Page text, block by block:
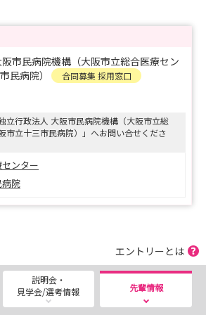
市民病院機構（大阪市立総合医療セン
民病院）
合同募集 採用窓口
立行政法人 大阪市民病院機構（大阪市立総
市立十三市民病院）」へお問い合せくださ
ンター
院
エントリーとは
説明会・
見学会/選考情報
先輩情報